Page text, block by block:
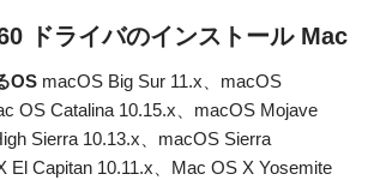
ドライバのインストール Mac
OS macOS Big Sur 11.x、macOS
OS Catalina 10.15.x、macOS Mojave
Sierra 10.13.x、macOS Sierra
El Capitan 10.11.x、Mac OS X Yosemite